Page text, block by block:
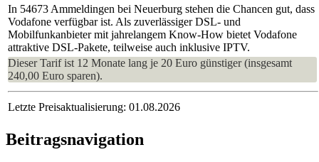
In 54673 Ammeldingen bei Neuerburg stehen die Chancen gut, dass
Vodafone verfügbar ist. Als zuverlässiger DSL- und
Mobilfunkanbieter mit jahrelangem Know-How bietet Vodafone
attraktive DSL-Pakete, teilweise auch inklusive IPTV.
Dieser Tarif ist 12 Monate lang je 20 Euro günstiger (insgesamt
240,00 Euro sparen).
Letzte Preisaktualisierung: 01.08.2026
Beitragsnavigation